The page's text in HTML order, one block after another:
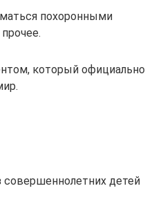
похоронными
который официально
совершеннолетних детей